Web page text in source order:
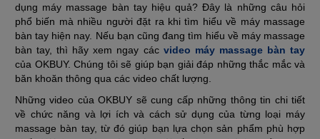
dụng máy massage bàn tay hiệu quả? Đây là những câu hỏi
phổ biến mà nhiều người đặt ra khi tìm hiểu về máy massage
bàn tay hiện nay. Nếu bạn cũng đang tìm hiểu về máy massage
bàn tay, thì hãy xem ngay các video máy massage bàn tay
của OKBUY. Chúng tôi sẽ giúp bạn giải đáp những thắc mắc và
băn khoăn thông qua các video chất lượng.
Những video của OKBUY sẽ cung cấp những thông tin chi tiết
về chức năng và lợi ích và cách sử dụng của từng loại máy
massage bàn tay, từ đó giúp bạn lựa chọn sản phẩm phù hợp